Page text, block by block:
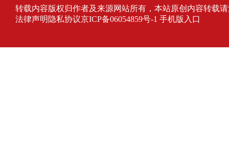
转载内容版权归作者及来源网站所有，本站原创内容转载
法律声明隐私协议京ICP备06054859号-1 手机版入口